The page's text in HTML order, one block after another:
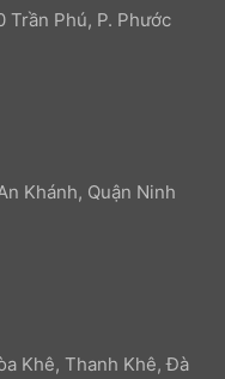
Trần Phú, P. Phước
Khánh, Quận Ninh
Khê, Thanh Khê, Đà